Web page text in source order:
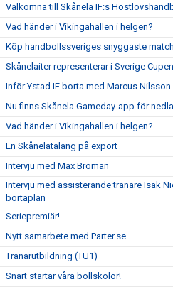
Välkomna till Skånela IF:s
Vad händer i Vikingahallen i helgen?
Köp handbollssveriges snyggaste
Skånelaiter representerar i Sverige
Inför Ystad IF borta med Marcus Nilsson
Nu finns Skånela Gameday-app för
Vad händer i Vikingahallen i helgen?
En Skånelatalang på export
Intervju med Max Broman
Intervju med assisterande tränare Isak
bortaplan
Seriepremiär!
Nytt samarbete med Parter.se
Tränarutbildning (TU1)
Snart startar våra bollskolor!